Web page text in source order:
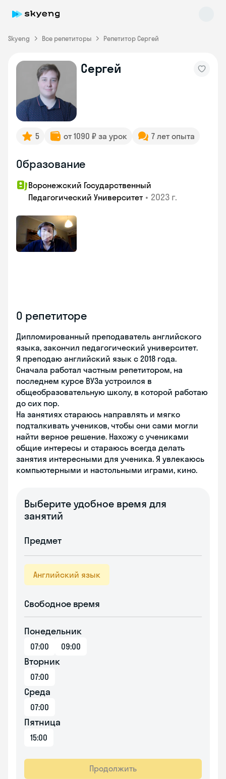
Skyeng Все репетиторы Репетитор Сергей
Сергей
5 от 1090 ₽ за урок 7 лет опыта
Образование
Воронежский Государственный
Педагогический Университет • 2023 г.
О репетиторе
Дипломированный преподаватель английского
языка, закончил педагогический университет.
Я преподаю английский язык с 2018 года.
Сначала работал частным репетитором, на
последнем курсе ВУЗа устроился в
общеобразовательную школу, в которой работаю
до сих пор.
На занятиях стараюсь направлять и мягко
подталкивать учеников, чтобы они сами могли
найти верное решение. Нахожу с учениками
общие интересы и стараюсь всегда делать
занятия интересными для ученика. Я увлекаюсь
компьютерными и настольными играми, кино.
Выберите удобное время для
занятий
Предмет
Английский язык
Свободное время
Понедельник
07:00 09:00
Вторник
07:00
Среда
07:00
Пятница
15:00
Продолжить
Skyeng Chat
online